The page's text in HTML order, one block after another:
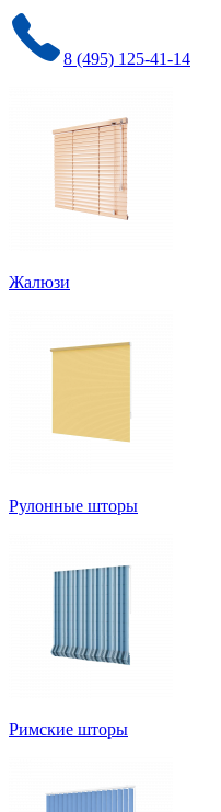
8 (495) 125-41-14
Жалюзи
Рулонные шторы
Римские шторы